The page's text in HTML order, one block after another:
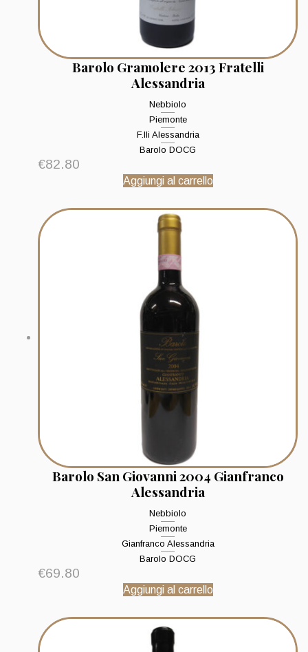
Barolo Gramolere 2013 Fratelli
Alessandria
Nebbiolo
Piemonte
F.lli Alessandria
Barolo DOCG
€82.80
Aggiungi al carrello
Barolo San Giovanni 2004 Gianfranco
Alessandria
Nebbiolo
Piemonte
Gianfranco Alessandria
Barolo DOCG
€69.80
Aggiungi al carrello